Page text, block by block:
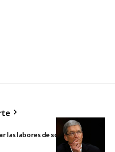
las labores de socorro tras el